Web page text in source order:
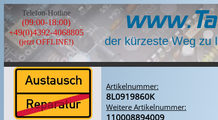
Telefon-Hotline
(09:00-18:00)
+49(0)4392-4068805
(jetzt OFFLINE!) der kürzeste Weg zu
Artikelnummer:
8L0919860K
Weitere Artikelnummer:
110008894009